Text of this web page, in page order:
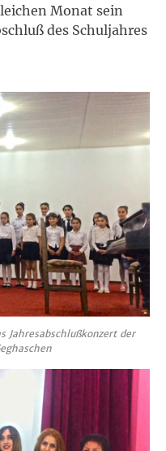
Monat sein
des Schuljahres
Jahresabschlußkonzert der